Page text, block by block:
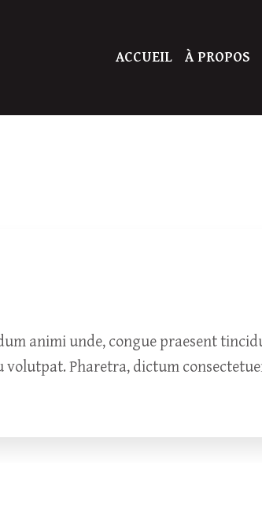
ACCUEIL À PROPOS
animi unde, congue praesent
Pharetra, dictum